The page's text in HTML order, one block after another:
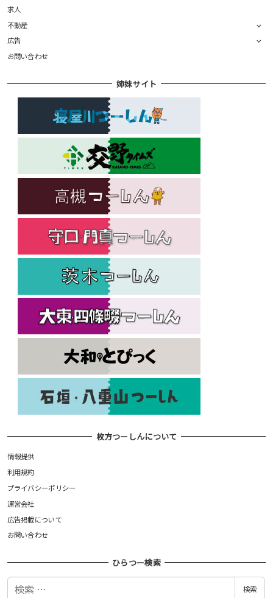
求人
不動産
広告
お問い合わせ
姉妹サイト
枚方つーしんについて
情報提供
利用規約
プライバシーポリシー
運営会社
広告掲載について
お問い合わせ
ひらつー検索
検
検索